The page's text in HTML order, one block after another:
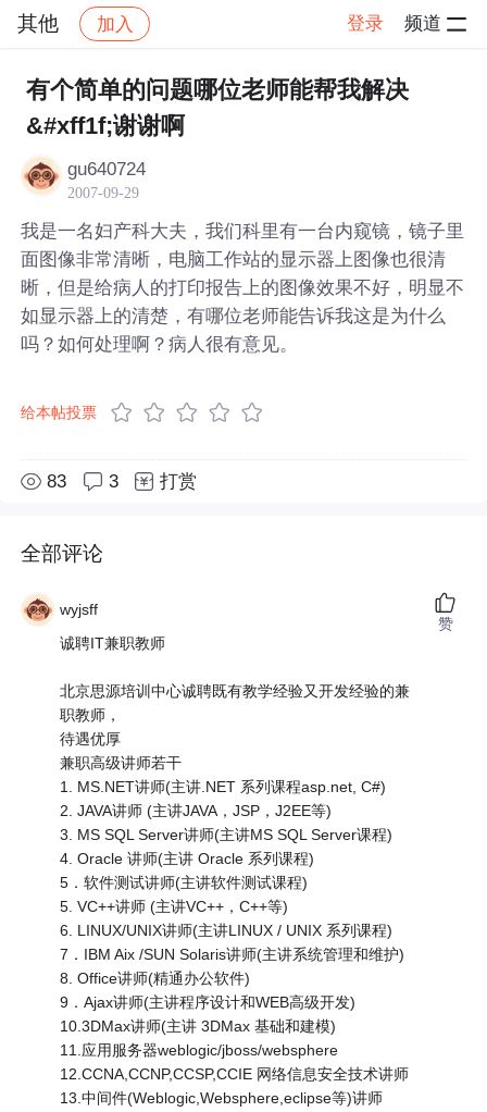
其他 加入 登录 频道
社区 其他 帖子详情
有个简单的问题哪位老师能帮我解决
&#xff1f;谢谢啊
gu640724
2007-09-29
我是一名妇产科大夫，我们科里有一台内窥镜，镜子里
面图像非常清晰，电脑工作站的显示器上图像也很清
晰，但是给病人的打印报告上的图像效果不好，明显不
如显示器上的清楚，有哪位老师能告诉我这是为什么
吗？如何处理啊？病人很有意见。
给本帖投票
83 3 打赏
全部评论
wyjsff
诚聘IT兼职教师
北京思源培训中心诚聘既有教学经验又开发经验的兼
职教师，
待遇优厚
兼职高级讲师若干
1. MS.NET讲师(主讲.NET 系列课程asp.net, C#)
2. JAVA讲师 (主讲JAVA，JSP，J2EE等)
3. MS SQL Server讲师(主讲MS SQL Server课程)
4. Oracle 讲师(主讲 Oracle 系列课程)
5．软件测试讲师(主讲软件测试课程)
5. VC++讲师 (主讲VC++，C++等)
6. LINUX/UNIX讲师(主讲LINUX / UNIX 系列课程)
7．IBM Aix /SUN Solaris讲师(主讲系统管理和维护)
8. Office讲师(精通办公软件)
9．Ajax讲师(主讲程序设计和WEB高级开发)
10.3DMax讲师(主讲 3DMax 基础和建模)
11.应用服务器weblogic/jboss/websphere
12.CCNA,CCNP,CCSP,CCIE 网络信息安全技术讲师
13.中间件(Weblogic,Websphere,eclipse等)讲师
赞